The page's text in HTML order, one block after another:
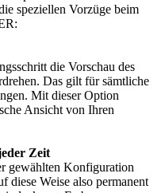
speziellen Vorzüge beim
die Vorschau des
Das gilt für sämtliche
Mit dieser Option
Ansicht von Ihren
Zeit
gewählten Konfiguration
diese Weise also permanent